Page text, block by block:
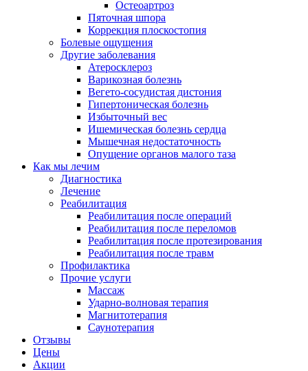
Остеоартроз
Пяточная шпора
Коррекция плоскостопия
Болевые ощущения
Другие заболевания
Атеросклероз
Варикозная болезнь
Вегето-сосудистая дистония
Гипертоническая болезнь
Избыточный вес
Ишемическая болезнь сердца
Мышечная недостаточность
Опущение органов малого таза
Как мы лечим
Диагностика
Лечение
Реабилитация
Реабилитация после операций
Реабилитация после переломов
Реабилитация после протезирования
Реабилитация после травм
Профилактика
Прочие услуги
Массаж
Ударно-волновая терапия
Магнитотерапия
Саунотерапия
Отзывы
Цены
Акции